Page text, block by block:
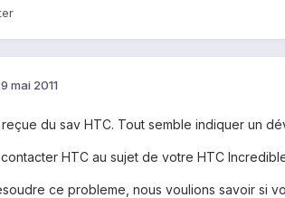
mai 2011
du sav HTC. Tout semble indiquer un
HTC au sujet de votre HTC
ce probleme, nous voulions savoir si